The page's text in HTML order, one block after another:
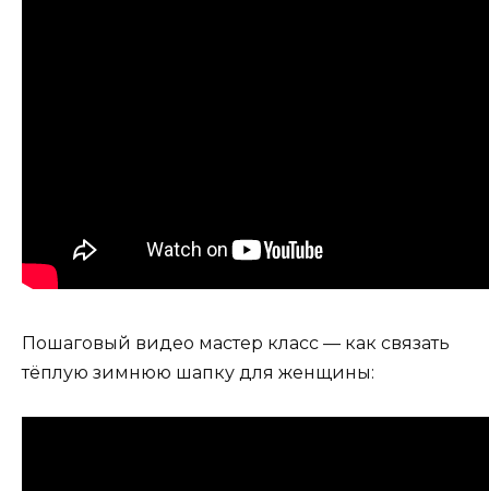
Пошаговый видео мастер класс — как связать
тёплую зимнюю шапку для женщины: